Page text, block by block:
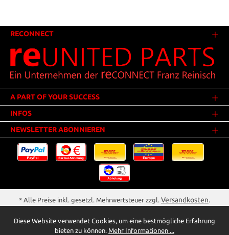
RECONNECT
A PART OF YOUR SUCCESS
INFOS
NEWSLETTER ABONNIEREN
* Alle Preise inkl. gesetzl. Mehrwertsteuer zzgl. Versandkosten.
** Der Verkauf unterliegt der Differenzbesteuerung gem. § 25a UStG
Diese Website verwendet Cookies, um eine bestmögliche Erfahrung
bieten zu können. Mehr Informationen ...